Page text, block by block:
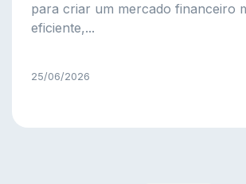
para criar um mercado financeiro
eficiente,...
25/06/2026